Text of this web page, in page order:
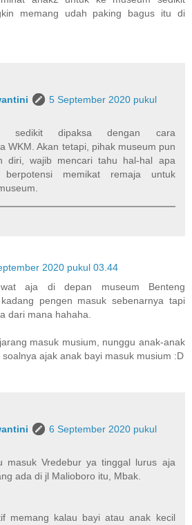
memang udah paking bagus itu di
5 September 2020 pukul
sedikit dipaksa dengan cara
WKM. Akan tetapi, pihak museum pun
diri, wajib mencari tahu hal-hal apa
memikat remaja untuk
2020 pukul 03.44
aja di depan museum Benteng
pengen masuk sebenarnya tapi
dari mana hahaha.
masuk musium, nunggu anak-anak
ajak anak bayi masuk musium :D
6 September 2020 pukul
masuk Vredebur ya tinggal lurus aja
ada di jl Malioboro itu, Mbak.
memang kalau bayi atau anak kecil